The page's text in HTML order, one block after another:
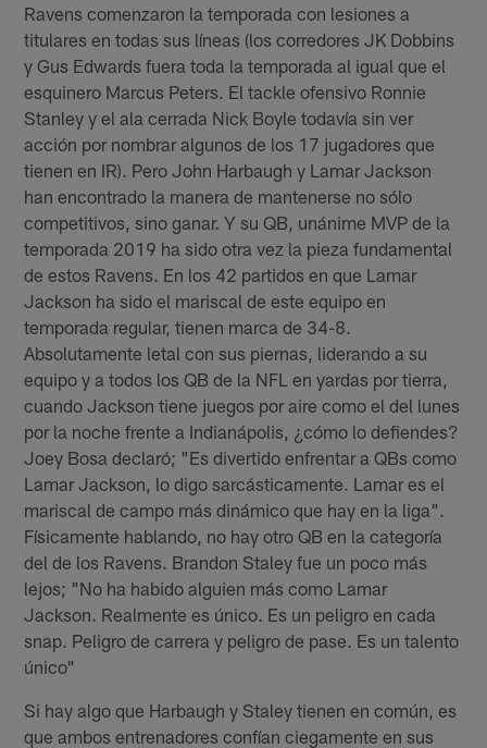
Ravens comenzaron la temporada con lesiones a
titulares en todas sus líneas (los corredores JK Dobbins
y Gus Edwards fuera toda la temporada al igual que el
esquinero Marcus Peters. El tackle ofensivo Ronnie
Stanley y el ala cerrada Nick Boyle todavía sin ver
acción por nombrar algunos de los 17 jugadores que
tienen en IR). Pero John Harbaugh y Lamar Jackson
han encontrado la manera de mantenerse no sólo
competitivos, sino ganar. Y su QB, unánime MVP de la
temporada 2019 ha sido otra vez la pieza fundamental
de estos Ravens. En los 42 partidos en que Lamar
Jackson ha sido el mariscal de este equipo en
temporada regular, tienen marca de 34-8.
Absolutamente letal con sus piernas, liderando a su
equipo y a todos los QB de la NFL en yardas por tierra,
cuando Jackson tiene juegos por aire como el del lunes
por la noche frente a Indianápolis, ¿cómo lo defiendes?
Joey Bosa declaró; "Es divertido enfrentar a QBs como
Lamar Jackson, lo digo sarcásticamente. Lamar es el
mariscal de campo más dinámico que hay en la liga".
Físicamente hablando, no hay otro QB en la categoría
del de los Ravens. Brandon Staley fue un poco más
lejos; "No ha habido alguien más como Lamar
Jackson. Realmente es único. Es un peligro en cada
snap. Peligro de carrera y peligro de pase. Es un talento
único"
Si hay algo que Harbaugh y Staley tienen en común, es
que ambos entrenadores confían ciegamente en sus